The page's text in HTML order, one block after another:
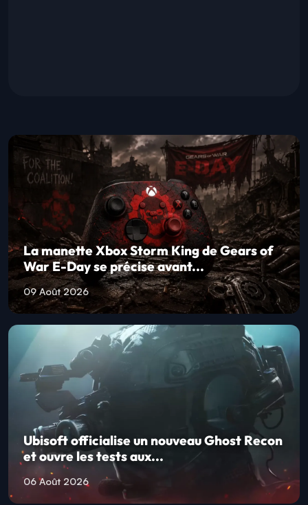
La manette Xbox Storm King de Gears of
War E-Day se précise avant...
09 Août 2026
Ubisoft officialise un nouveau Ghost Recon
et ouvre les tests aux...
06 Août 2026